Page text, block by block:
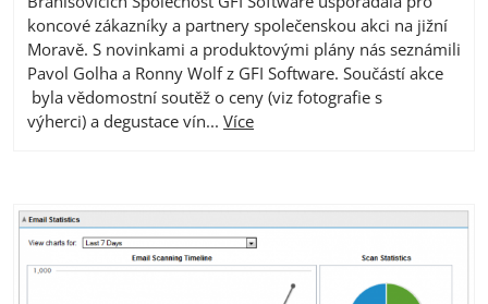
koncové zákazníky a partnery společenskou akci na jižní
Moravě. S novinkami a produktovými plány nás seznámili
Pavol Golha a Ronny Wolf z GFI Software. Součástí akce
byla vědomostní soutěž o ceny (viz fotografie s
výherci) a degustace vín... Více